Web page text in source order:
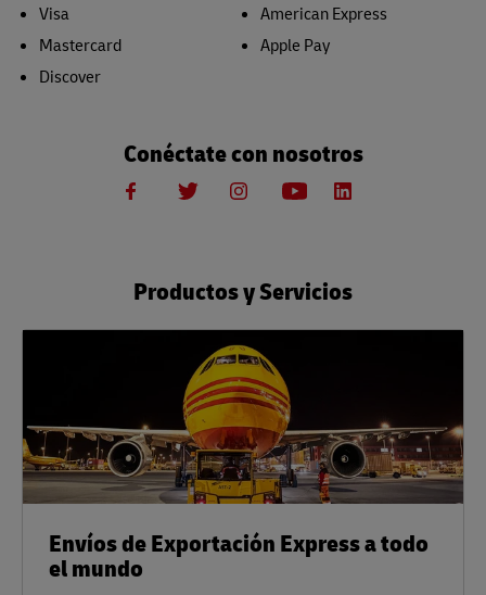
Visa
Mastercard
Discover
American Express
Apple Pay
Conéctate con nosotros
Productos y Servicios
Envíos de Exportación Express a todo
el mundo